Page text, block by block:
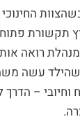
תקשורת פתוח
רואה
עשה
– הדרך